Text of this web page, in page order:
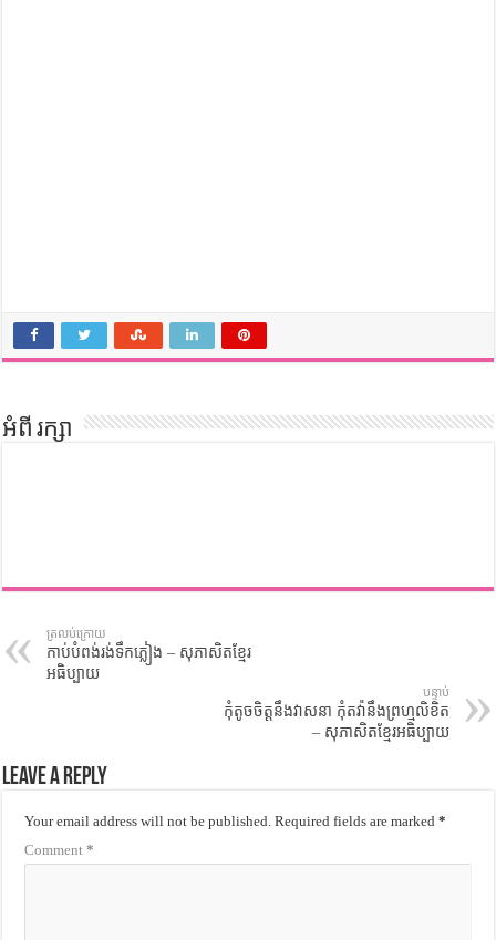
អំពី រក្សា
ត្រលប់ក្រោយ
កាប់បំពង់រង់ទឹកភ្លៀង – សុភាសិតខ្មែរ
អធិប្បាយ
បន្ទាប់
កុំតូចចិត្តនឹងវាសនា កុំតវ៉ានឹងព្រហ្មលិខិត
– សុភាសិតខ្មែរអធិប្បាយ
Leave a Reply
Your email address will not be published. Required fields are marked*
Comment*